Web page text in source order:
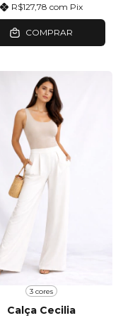
R$127,78 com Pix
COMPRAR
3 cores
Calça Cecilia